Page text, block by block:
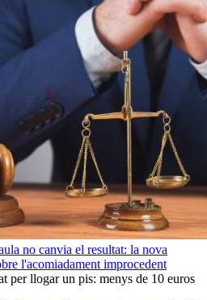
no canvia el resultat: la nova
l'acomiadament improcedent